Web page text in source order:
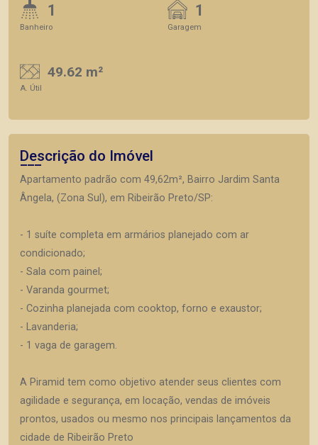
1
Banheiro
1
Garagem
49.62 m²
A. Útil
Descrição do Imóvel
Apartamento padrão com 49,62m², Bairro Jardim Santa
Ângela, (Zona Sul), em Ribeirão Preto/SP:
- 1 suíte completa em armários planejado com ar
condicionado;
- Sala com painel;
- Varanda gourmet;
- Cozinha planejada com cooktop, forno e exaustor;
- Lavanderia;
- 1 vaga de garagem.
A Piramid tem como objetivo atender seus clientes com
agilidade e segurança, em locação, vendas de imóveis
prontos, usados ou mesmo nos principais lançamentos da
cidade de Ribeirão Preto